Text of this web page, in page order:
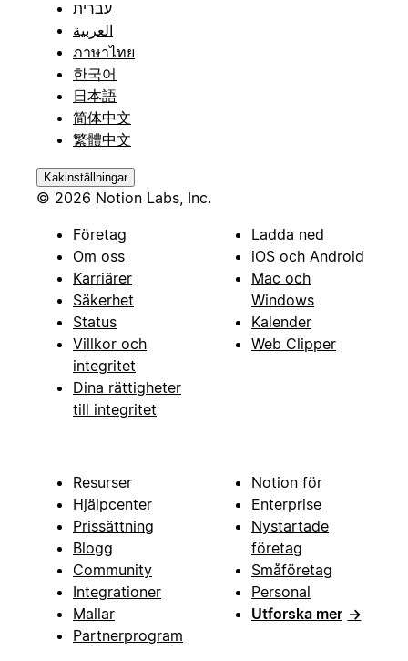
עברית
العربية
ภาษาไทย
한국어
日本語
简体中文
繁體中文
Kakinställningar
© 2026 Notion Labs, Inc.
Företag
Om oss
Karriärer
Säkerhet
Status
Villkor och
integritet
Dina rättigheter
till integritet
Ladda ned
iOS och Android
Mac och
Windows
Kalender
Web Clipper
Resurser
Hjälpcenter
Prissättning
Blogg
Community
Integrationer
Mallar
Partnerprogram
Notion för
Enterprise
Nystartade
företag
Småföretag
Personal
Utforska mer →